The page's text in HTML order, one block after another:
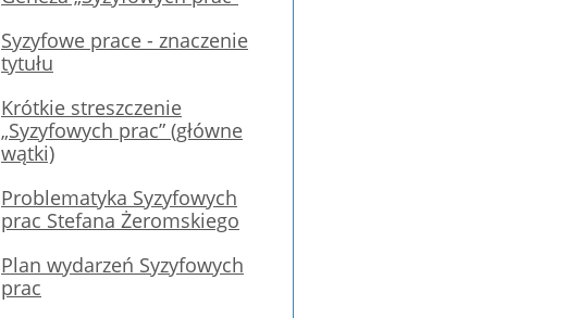
Syzyfowe prace - znaczenie
tytułu
Krótkie streszczenie
„Syzyfowych prac” (główne
wątki)
Problematyka Syzyfowych
prac Stefana Żeromskiego
Plan wydarzeń Syzyfowych
prac